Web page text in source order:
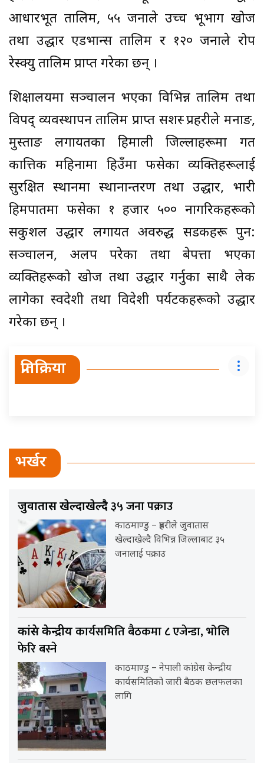
आधारभूत तालिम, ५५ जनाले उच्च भूभाग खोज
तथा उद्धार एडभान्स तालिम र १२० जनाले रोप
रेस्क्यु तालिम प्राप्त गरेका छन् ।
शिक्षालयमा सञ्चालन भएका विभिन्न तालिम तथा
विपद् व्यवस्थापन तालिम प्राप्त सशस्त्र प्रहरीले मनाङ,
मुस्ताङ लगायतका हिमाली जिल्लाहरूमा गत
कात्तिक महिनामा हिउँमा फसेका व्यक्तिहरूलाई
सुरक्षित स्थानमा स्थानान्तरण तथा उद्धार, भारी
हिमपातमा फसेका १ हजार ५०० नागरिकहरूको
सकुशल उद्धार लगायत अवरुद्ध सडकहरू पुन:
सञ्चालन, अलपत्र परेका तथा बेपत्ता भएका
व्यक्तिहरूको खोज तथा उद्धार गर्नुका साथै लेक
लागेका स्वदेशी तथा विदेशी पर्यटकहरूको उद्धार
गरेका छन् ।
प्रतिक्रिया
भर्खर
जुवातास खेल्दाखेल्दै३५ जना पक्राउ
काठमाण्डु – प्रहरीले जुवातास
खेल्दाखेल्दै विभिन्न जिल्लाबाट ३५
जनालाई पक्राउ
कांग्रेस केन्द्रीयकार्यसमिति बैठकमा ८ एजेन्डा, भोलि
फेरि बस्ने
काठमाण्डु – नेपाली कांग्रेस केन्द्रीय
कार्यसमितिको जारी बैठक छलफलका
लागि